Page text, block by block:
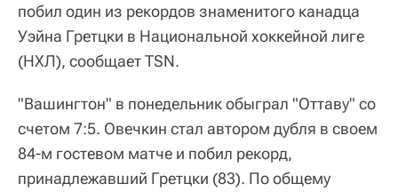
побил один из рекордов знаменитого канадца
Уэйна Гретцки в Национальной хоккейной лиге
(НХЛ), сообщает TSN.
"Вашингтон" в понедельник обыграл "Оттаву" со
счетом 7:5. Овечкин стал автором дубля в своем
84-м гостевом матче и побил рекорд,
принадлежавший Гретцки (83). По общему